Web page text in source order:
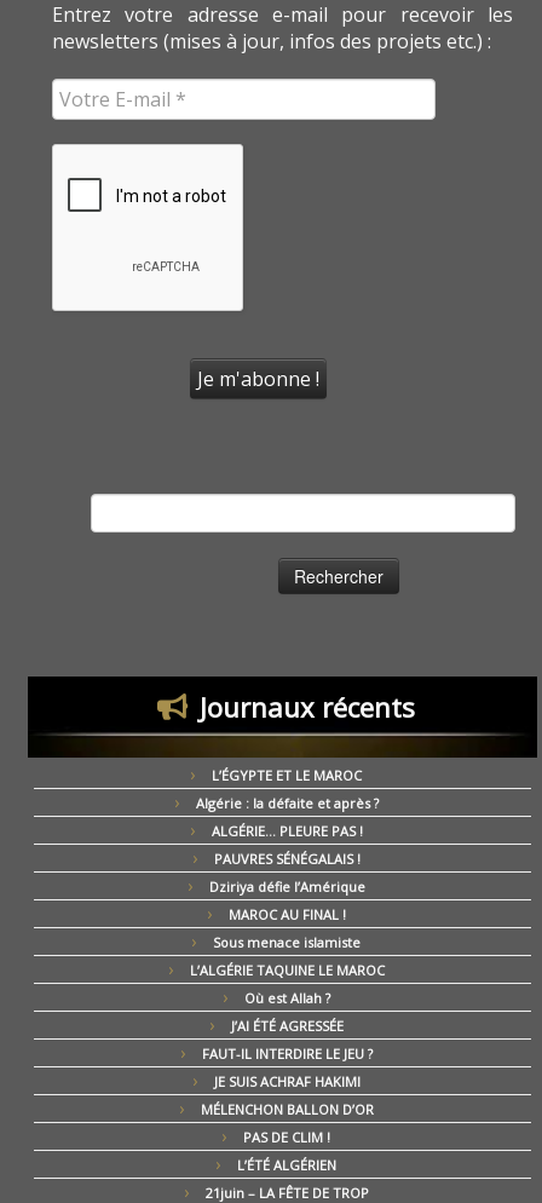
Entrez votre adresse e-mail pour recevoir les
newsletters (mises à jour, infos des projets etc.) :
Journaux récents
L’ÉGYPTE ET LE MAROC
Algérie : la défaite et après ?
ALGÉRIE… PLEURE PAS !
PAUVRES SÉNÉGALAIS !
Dziriya défie l’Amérique
MAROC AU FINAL !
Sous menace islamiste
L’ALGÉRIE TAQUINE LE MAROC
Où est Allah ?
J’AI ÉTÉ AGRESSÉE
FAUT-IL INTERDIRE LE JEU ?
JE SUIS ACHRAF HAKIMI
MÉLENCHON BALLON D’OR
PAS DE CLIM !
L’ÉTÉ ALGÉRIEN
21juin – LA FÊTE DE TROP